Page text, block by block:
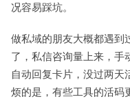
况容易踩坑。
做私域的朋友大概都遇到
了，私信咨询量上来，手
自动回复卡片，没过两天
烦的是，有些工具的活码